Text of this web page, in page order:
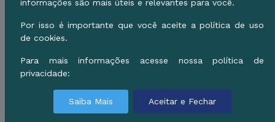
informações são mais úteis e relevantes para você.
Por isso é importante que você aceite a política de uso
de cookies.
Para mais informações acesse nossa política de
privacidade:
Saiba Mais Aceitar e Fechar